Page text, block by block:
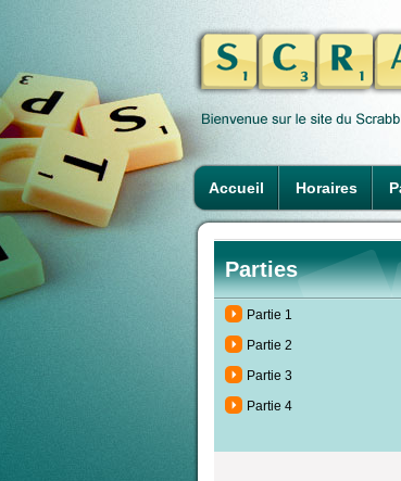
Accueil Horaires
Parties
Partie 1
Partie 2
Partie 3
Partie 4